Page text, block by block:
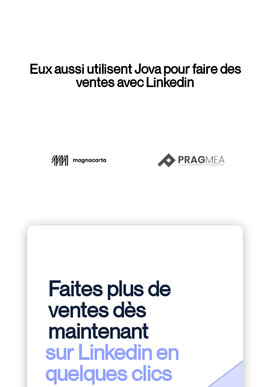
Eux aussi utilisent Jova pour faire des
ventes avec Linkedin
Faites plus de
ventes dès
maintenant
sur Linkedin en
quelques clics